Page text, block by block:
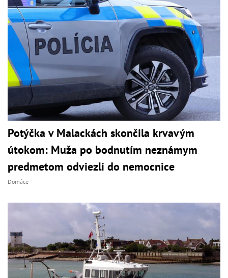
Potýčka v Malackách skončila krvavým
útokom: Muža po bodnutím neznámym
predmetom odviezli do nemocnice
Domáce